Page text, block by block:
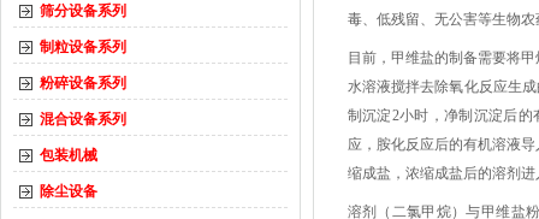
筛分设备系列
制粒设备系列
粉碎设备系列
混合设备系列
包装机械
除尘设备
毒、低残留、无公害等生物
目前，甲维盐的制备需要将
水溶液搅拌去除氧化反应生
制沉淀2小时，净制沉淀后
应，胺化反应后的有机溶液
缩成盐，浓缩成盐后的溶剂
溶剂（二氯甲烷）与甲维盐